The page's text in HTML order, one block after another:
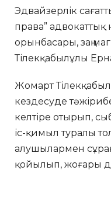
Эдвайзерлік
права” адвокаттық
орынбасары, заң
Тілекқабылұлы
Жомарт
кездесуде
келтіре отырып,
іс-қимыл туралы
алушылармен
қойылып, жоғары